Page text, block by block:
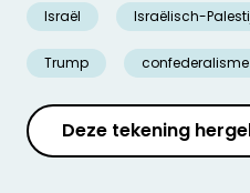
Israël Israëlisch-
Trump confederalisme
Deze tekening